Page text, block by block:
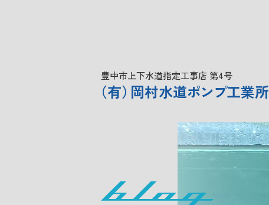
豊中市上下水道指定工事店 第4号
（有） 岡村水道ポンプ工業所